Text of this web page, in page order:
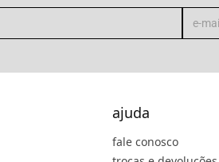
ajuda
fale conosco